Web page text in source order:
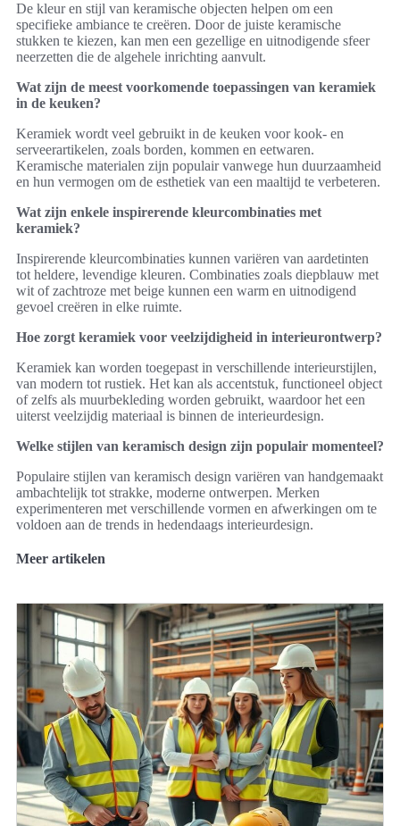
De kleur en stijl van keramische objecten helpen om een
specifieke ambiance te creëren. Door de juiste keramische
stukken te kiezen, kan men een gezellige en uitnodigende sfeer
neerzetten die de algehele inrichting aanvult.
Wat zijn de meest voorkomende toepassingen van keramiek
in de keuken?
Keramiek wordt veel gebruikt in de keuken voor kook- en
serveerartikelen, zoals borden, kommen en eetwaren.
Keramische materialen zijn populair vanwege hun duurzaamheid
en hun vermogen om de esthetiek van een maaltijd te verbeteren.
Wat zijn enkele inspirerende kleurcombinaties met
keramiek?
Inspirerende kleurcombinaties kunnen variëren van aardetinten
tot heldere, levendige kleuren. Combinaties zoals diepblauw met
wit of zachtroze met beige kunnen een warm en uitnodigend
gevoel creëren in elke ruimte.
Hoe zorgt keramiek voor veelzijdigheid in interieurontwerp?
Keramiek kan worden toegepast in verschillende interieurstijlen,
van modern tot rustiek. Het kan als accentstuk, functioneel object
of zelfs als muurbekleding worden gebruikt, waardoor het een
uiterst veelzijdig materiaal is binnen de interieurdesign.
Welke stijlen van keramisch design zijn populair momenteel?
Populaire stijlen van keramisch design variëren van handgemaakt
ambachtelijk tot strakke, moderne ontwerpen. Merken
experimenteren met verschillende vormen en afwerkingen om te
voldoen aan de trends in hedendaags interieurdesign.
Meer artikelen